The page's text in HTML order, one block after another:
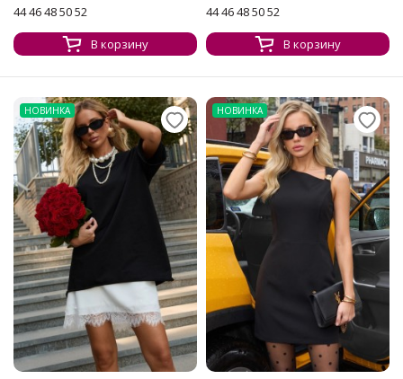
44 46 48 50 52
В корзину
44 46 48 50 52
В корзину
НОВИНКА НОВИНКА